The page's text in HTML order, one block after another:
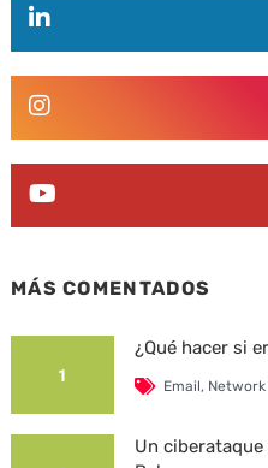
MÁS COMENTADOS
1
¿Qué hacer si
Email,
Un ciberataque